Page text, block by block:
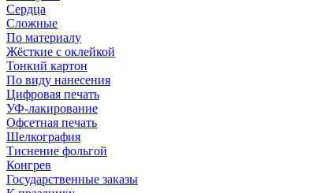
Сердца
Сложные
По материалу
Жёсткие с оклейкой
Тонкий картон
По виду нанесения
Цифровая печать
УФ-лакирование
Офсетная печать
Шелкография
Тиснение фольгой
Конгрев
Государственные заказы